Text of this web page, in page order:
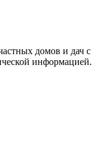
домов и дач с
информацией.